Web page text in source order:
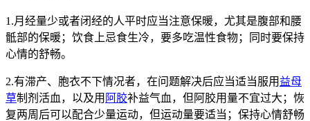
1.月经量少或者闭经的人平时应当注意保暖，尤其是腹部和腰
骶部的保暖；饮食上忌食生冷，要多吃温性食物；同时要保持
心情的舒畅。
2.有滞产、胞衣不下情况者，在问题解决后应当适当服用 益母
草制剂活血，以及用 阿胶补益气血，但阿胶用量不宜过大；恢
复两周后可以配合少量运动，但运动量要适当；保持心情舒畅